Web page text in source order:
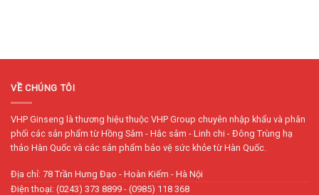
VỀ CHÚNG TÔI
VHP Ginseng là thương hiệu thuộc VHP Group chuyên nhập khẩu và phân
phối các sản phẩm từ Hồng Sâm - Hắc sâm - Linh chi - Đông Trùng hạ
thảo Hàn Quốc và các sản phẩm bảo vệ sức khỏe từ Hàn Quốc.
Địa chỉ: 78 Trần Hưng Đạo - Hoàn Kiếm - Hà Nội
Điện thoại: (0243) 373 8899 - (0985) 118 368